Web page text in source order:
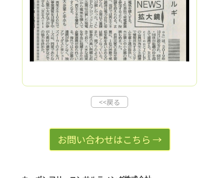
<<戻る
お問い合わせはこちら →